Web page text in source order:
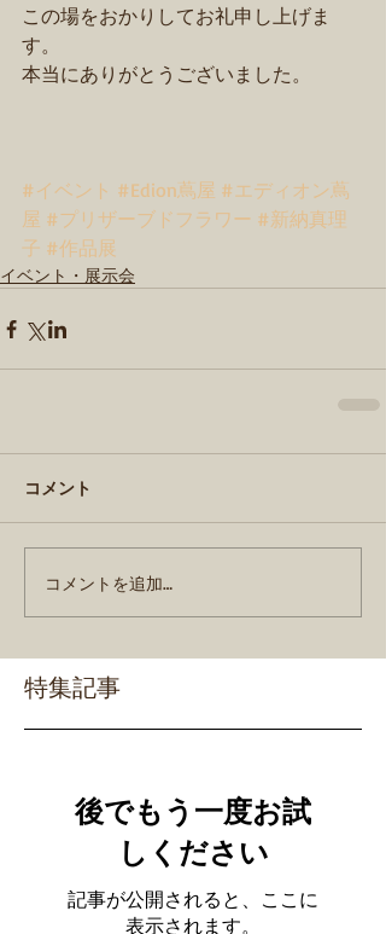
特集記事
この場をおかりしてお礼申し上げま
す。
本当にありがとうございました。
#イベント #Edion蔦屋 #エディオン蔦
屋 #プリザーブドフラワー #新納真理
子 #作品展
イベント・展示会
コメント
コメントを追加…
後でもう一度お試
しください
記事が公開されると、ここに
表示されます。